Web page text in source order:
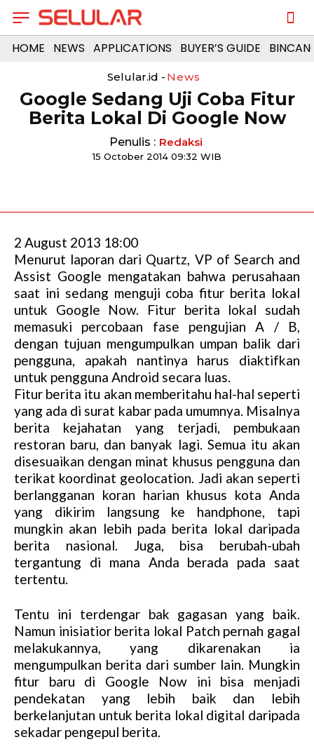
HOME NEWS APPLICATIONS BUYER’S GUIDE
Selular.id - News
Google Sedang Uji Coba Fitur
Berita Lokal Di Google Now
Penulis : Redaksi
15 October 2014 09:32 WIB
2 August 2013 18:00
Menurut laporan dari Quartz, VP of Search and
Assist Google mengatakan bahwa perusahaan
saat ini sedang menguji coba fitur berita lokal
untuk Google Now. Fitur berita lokal sudah
memasuki percobaan fase pengujian A / B,
dengan tujuan mengumpulkan umpan balik dari
pengguna, apakah nantinya harus diaktifkan
untuk pengguna Android secara luas.
Fitur berita itu akan memberitahu hal-hal seperti
yang ada di surat kabar pada umumnya. Misalnya
berita kejahatan yang terjadi, pembukaan
restoran baru, dan banyak lagi. Semua itu akan
disesuaikan dengan minat khusus pengguna dan
terikat koordinat geolocation. Jadi akan seperti
berlangganan koran harian khusus kota Anda
yang dikirim langsung ke handphone, tapi
mungkin akan lebih pada berita lokal daripada
berita nasional. Juga, bisa berubah-ubah
tergantung di mana Anda berada pada saat
tertentu.
Tentu ini terdengar bak gagasan yang baik.
Namun inisiatior berita lokal Patch pernah gagal
melakukannya, yang dikarenakan ia
mengumpulkan berita dari sumber lain. Mungkin
fitur baru di Google Now ini bisa menjadi
pendekatan yang lebih baik dan lebih
berkelanjutan untuk berita lokal digital daripada
sekadar pengepul berita.